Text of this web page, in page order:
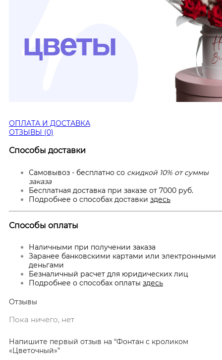
ОПЛАТА И ДОСТАВКА
ОТЗЫВЫ (0)
Способы доставки
Самовывоз - бесплатно со скидкой 10% от суммы
заказа
Бесплатная доставка при заказе от 7000 руб.
Подробнее о способах доставки здесь
Способы оплаты
Наличными при получении заказа
Заранее банковскими картами или электронными
деньгами
Безналичный расчет для юридических лиц
Подробнее о способах оплаты здесь
Отзывы
Пока ничего, нет
Напишите первый отзыв на “Фонтан с кроликом
«Цветочный»”